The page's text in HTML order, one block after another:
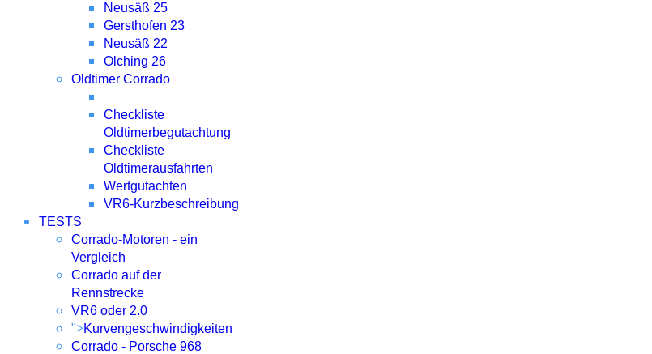
Neusäß 25
Gersthofen 23
Neusäß 22
Olching 26
Oldtimer Corrado
Checkliste
Oldtimerbegutachtung
Checkliste
Oldtimerausfahrten
Wertgutachten
VR6-Kurzbeschreibung
TESTS
Corrado-Motoren - ein
Vergleich
Corrado auf der
Rennstrecke
VR6 oder 2.0
">Kurvengeschwindigkeiten
Corrado - Porsche 968